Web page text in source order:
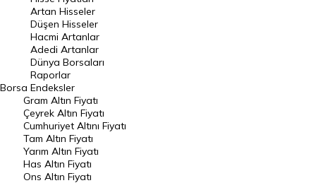
En Çok Düşen Hisseler
Hacmi Artanlar
Geçmiş Kapanışlar
Dünya Borsaları
Raporlar
Endeksler
DÖVİZ
Döviz Kuru
Borsa
Artan Hisseler
Düşen Hisseler
Hacmi Artanlar
Adedi Artanlar
Dünya Borsaları
Raporlar
Endeksler
Gram Altın Fiyatı
Çeyrek Altın Fiyatı
Cumhuriyet Altını Fiyatı
Tam Altın Fiyatı
Yarım Altın Fiyatı
Has Altın Fiyatı
Ons Altın Fiyatı